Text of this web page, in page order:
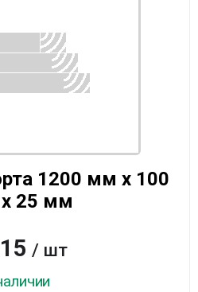
1200 мм x 100
25 мм
/ шт